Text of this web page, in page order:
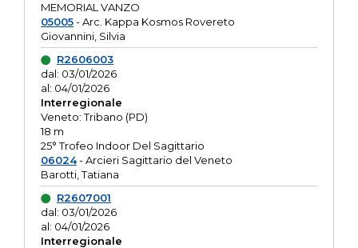
MEMORIAL VANZO
05005- Arc. Kappa Kosmos Rovereto
Giovannini, Silvia
R2606003
dal: 03/01/2026
al: 04/01/2026
Interregionale
Veneto: Tribano (PD)
18 m
25° Trofeo Indoor Del Sagittario
06024- Arcieri Sagittario del Veneto
Barotti, Tatiana
R2607001
dal: 03/01/2026
al: 04/01/2026
Interregionale